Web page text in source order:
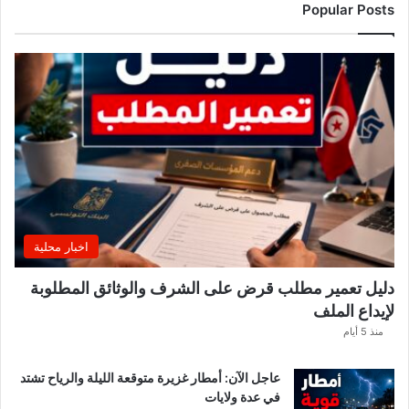
Popular Posts
اخبار محلية
دليل تعمير مطلب قرض على الشرف والوثائق المطلوبة
لإيداع الملف
منذ 5 أيام
عاجل الآن: أمطار غزيرة متوقعة الليلة والرياح تشتد
في عدة ولايات